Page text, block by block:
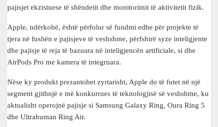
pajisjet ekzistuese të shëndetit dhe monitorimit të aktivitetit fizik.
Apple, ndërkohë, është përfolur së fundmi edhe për projekte të
tjera në fushën e pajisjeve të veshshme, përfshirë syze inteligjente
dhe pajisje të reja të bazuara në inteligjencën artificiale, si dhe
AirPods Pro me kamera të integruara.
Nëse ky produkt prezantohet zyrtarisht, Apple do të futet në një
segment gjithnjë e më konkurrues të teknologjisë së veshshme, ku
aktualisht operojnë pajisje si Samsung Galaxy Ring, Oura Ring 5
dhe Ultrahuman Ring Air.